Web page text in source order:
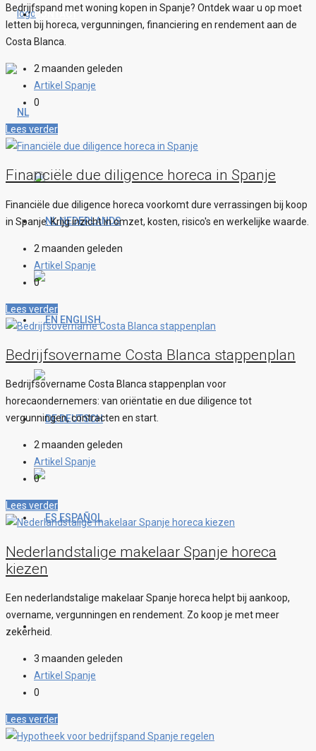
NEDERLANDS
ENGLISH
DEUTSCH
ESPAÑOL
CONTACT
Bedrijfspand met woning kopen in Spanje? Ontdek waar u op moet
letten bij horeca, vergunningen, financiering en rendement aan de
Costa Blanca.
2 maanden geleden
Artikel Spanje
0
Lees verder
Financiële due diligence horeca in Spanje
Financiële due diligence horeca voorkomt dure verrassingen bij koop
in Spanje. Krijg inzicht in omzet, kosten, risico's en werkelijke waarde.
2 maanden geleden
Artikel Spanje
0
Lees verder
Bedrijfsovername Costa Blanca stappenplan
Bedrijfsovername Costa Blanca stappenplan voor
horecaondernemers: van oriëntatie en due diligence tot
vergunningen, contracten en start.
2 maanden geleden
Artikel Spanje
0
Lees verder
Nederlandstalige makelaar Spanje horeca
kiezen
Een nederlandstalige makelaar Spanje horeca helpt bij aankoop,
overname, vergunningen en rendement. Zo koop je met meer
zekerheid.
3 maanden geleden
Artikel Spanje
0
Lees verder